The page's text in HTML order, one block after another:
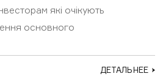
які очікують
основного
ДЕТАЛЬНЕЕ